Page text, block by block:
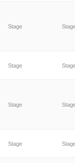
Stage
Stage
Stage
Stage